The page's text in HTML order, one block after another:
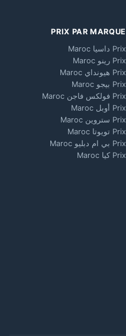
PRIX PAR MARQUE
Prix داسيا Maroc
Prix رينو Maroc
Prix هيونداي Maroc
Prix بيجو Maroc
Prix فولكس فاجن Maroc
Prix أوبل Maroc
Prix ستروين Maroc
Prix تويوتا Maroc
Prix بي ام دبليو Maroc
Prix كيا Maroc